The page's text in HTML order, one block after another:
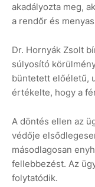
akadályozta meg,
a rendőr és
Dr. Hornyák Zsolt
súlyosító
büntetett előéletű,
értékelte, hogy a
A döntés ellen az
védője
másodlagosan
fellebbezést. Az
folytatódik.